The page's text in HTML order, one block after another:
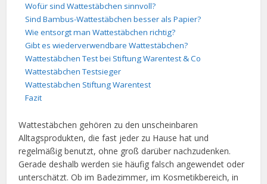
Wofür sind Wattestäbchen sinnvoll?
Sind Bambus-Wattestäbchen besser als Papier?
Wie entsorgt man Wattestäbchen richtig?
Gibt es wiederverwendbare Wattestäbchen?
Wattestäbchen Test bei Stiftung Warentest & Co
Wattestäbchen Testsieger
Wattestäbchen Stiftung Warentest
Fazit
Wattestäbchen gehören zu den unscheinbaren
Alltagsprodukten, die fast jeder zu Hause hat und
regelmäßig benutzt, ohne groß darüber nachzudenken.
Gerade deshalb werden sie häufig falsch angewendet oder
unterschätzt. Ob im Badezimmer, im Kosmetikbereich, in